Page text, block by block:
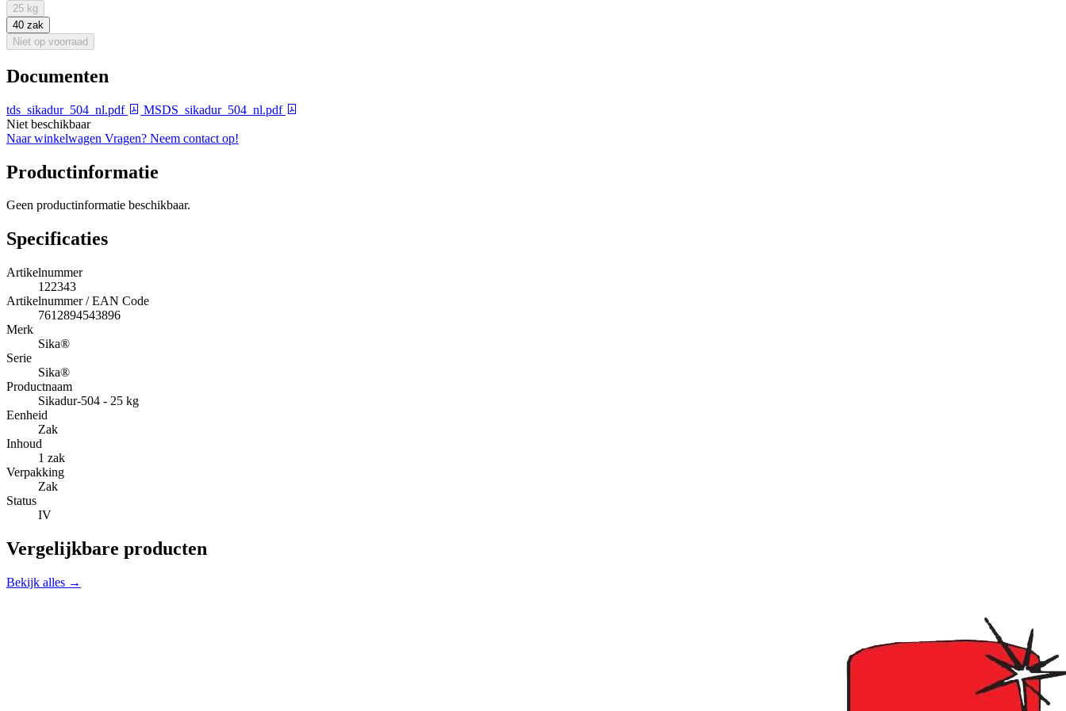
25 kg
40 zak
Niet op voorraad
Documenten
tds_sikadur_504_nl.pdf
MSDS_sikadur_504_nl.pdf
Niet beschikbaar
Naar winkelwagen Vragen? Neem contact op!
Productinformatie
Geen productinformatie beschikbaar.
Specificaties
Artikelnummer
122343
Artikelnummer / EAN Code
7612894543896
Merk
Sika®
Serie
Sika®
Productnaam
Sikadur-504 - 25 kg
Eenheid
Zak
Inhoud
1 zak
Verpakking
Zak
Status
IV
Vergelijkbare producten
Bekijk alles →